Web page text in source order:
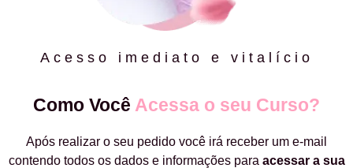
Acesso imediato e vitalício
Como Você Acessa o seu Curso?
Após realizar o seu pedido você irá receber um e-mail
contendo todos os dados e informações para acessar a sua